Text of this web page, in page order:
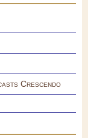
Crescendo